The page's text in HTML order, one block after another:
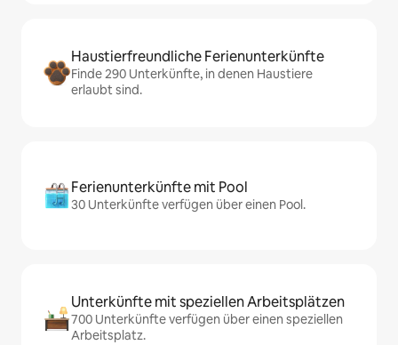
Haustierfreundliche Ferienunterkünfte
Finde 290 Unterkünfte, in denen Haustiere
erlaubt sind.
Ferienunterkünfte mit Pool
30 Unterkünfte verfügen über einen Pool.
Unterkünfte mit speziellen Arbeitsplätzen
700 Unterkünfte verfügen über einen speziellen
Arbeitsplatz.